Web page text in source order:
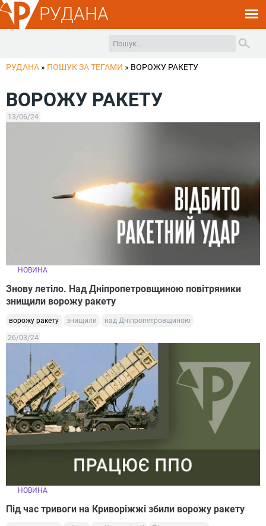
РУДАНА
РУДАНА » ПОШУК ЗА ТЕГАМИ » ВОРОЖУ РАКЕТУ
ВОРОЖУ РАКЕТУ
13/06/24
НОВИНА
Знову летіло. Над Дніпропетровщиною повітряники
знищили ворожу ракету
ворожу ракету знищили над Дніпропетровщиною
26/03/24
НОВИНА
Під час тривоги на Криворіжжі збили ворожу ракету